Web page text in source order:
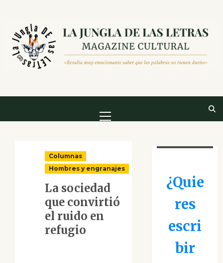
contenido
Menú
principal
Columnas
Hombres y engranajes
La sociedad
que convirtió
el ruido en
refugio
¿Quie
res
escri
bir